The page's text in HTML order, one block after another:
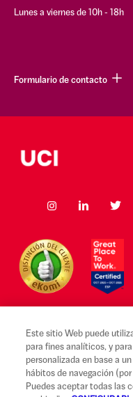
Lunes a viernes de 10h - 18h
Formulario de contacto
Aviso legal y Condiciones de uso
Este sitio Web puede
para fines analíticos, y
personalizada en base a
hábitos de navegación
Puedes aceptar todas las